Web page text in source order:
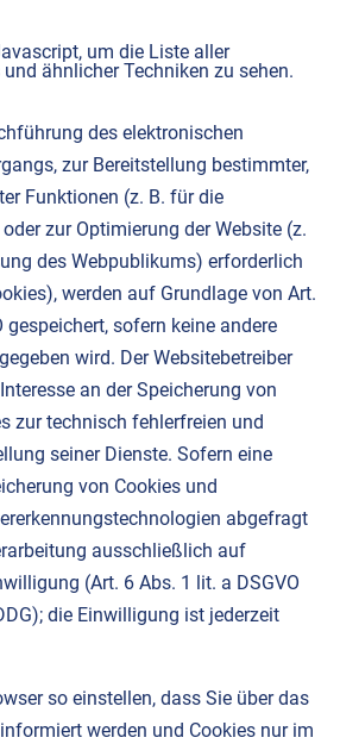
um die Liste aller
ähnlicher Techniken zu sehen.
des elektronischen
zur Bereitstellung bestimmter,
Funktionen (z. B. für die
zur Optimierung der Website (z.
des Webpublikums) erforderlich
werden auf Grundlage von Art.
gespeichert, sofern keine andere
wird. Der Websitebetreiber
an der Speicherung von
zur technisch fehlerfreien und
seiner Dienste. Sofern eine
von Cookies und
abgefragt
ausschließlich auf
(Art. 6 Abs. 1 lit. a DSGVO
die Einwilligung ist jederzeit
so einstellen, dass Sie über das
werden und Cookies nur im